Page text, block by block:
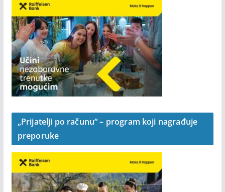
Postani Raiffeisen klijent uz CLUB Paket bez
naknade i poklon dobrodošlice 50 KM
„Prijatelji po računu“ – program koji nagrađuje
preporuke